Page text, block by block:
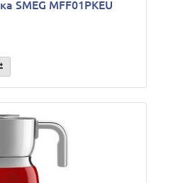
SMEG MFF01PKEU